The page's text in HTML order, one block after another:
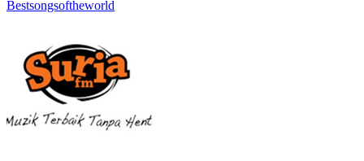
Bestsongsoftheworld